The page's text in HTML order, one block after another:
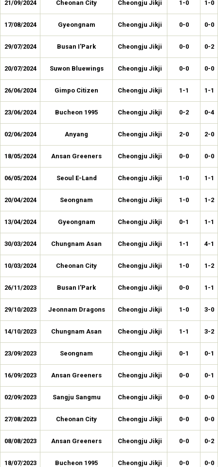
21/09/2024 Cheonan City Cheongju Jikji 1-0 1-0
17/08/2024 Gyeongnam Cheongju Jikji 0-0 0-0
29/07/2024 Busan I'Park Cheongju Jikji 0-0 0-2
20/07/2024 Suwon Bluewings Cheongju Jikji 0-0 0-0
26/06/2024 Gimpo Citizen Cheongju Jikji 1-1 1-1
23/06/2024 Bucheon 1995 Cheongju Jikji 0-2 0-4
02/06/2024 Anyang Cheongju Jikji 2-0 2-0
18/05/2024 Ansan Greeners Cheongju Jikji 0-0 0-0
06/05/2024 Seoul E-Land Cheongju Jikji 1-0 1-1
20/04/2024 Seongnam Cheongju Jikji 1-0 1-2
13/04/2024 Gyeongnam Cheongju Jikji 0-1 1-1
30/03/2024 Chungnam Asan Cheongju Jikji 1-1 4-1
10/03/2024 Cheonan City Cheongju Jikji 1-0 1-2
26/11/2023 Busan I'Park Cheongju Jikji 0-0 1-1
29/10/2023 Jeonnam Dragons Cheongju Jikji 1-0 3-0
14/10/2023 Chungnam Asan Cheongju Jikji 1-1 3-2
23/09/2023 Seongnam Cheongju Jikji 0-1 0-1
16/09/2023 Ansan Greeners Cheongju Jikji 0-0 0-1
02/09/2023 Sangju Sangmu Cheongju Jikji 0-0 0-0
27/08/2023 Cheonan City Cheongju Jikji 0-0 0-0
08/08/2023 Ansan Greeners Cheongju Jikji 0-0 0-2
18/07/2023 Bucheon 1995 Cheongju Jikji 0-0 0-0